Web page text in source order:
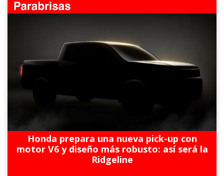
Honda prepara una nueva pick-up con
motor V6 y diseño más robusto: así será la
Ridgeline